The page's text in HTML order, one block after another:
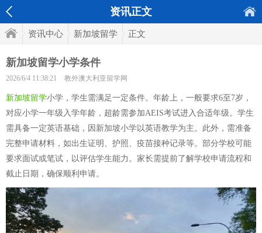
资讯正文
资讯中心 新加坡留学 正文
新加坡留学小学条件
2026/6/4 11:38:21 教外澳大利亚留学网
新加坡留学小学，学生需满足一定条件。年龄上，一般要求6至7岁，
对应小学一年级入学年龄，超龄需参加AEIS考试进入合适年级。学生
需具备一定英语基础，因新加坡小学以英语教学为主。此外，需准备
完整申请材料，如出生证明、护照、疫苗接种记录等。部分学校可能
要求面试或笔试，以评估学生能力。家长需提前了解学校申请流程和
截止日期，确保顺利申请。